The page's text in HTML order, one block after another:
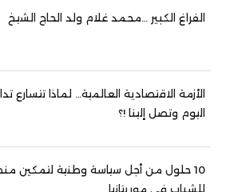
الفراغ الكبير …محمد غلام ولد الحاج الشيخ
الأزمة الاقتصادية العالمية… لماذا تتسارع
اليوم وتصل إلينا !؟
10 حلول من أجل سياسة وطنية لتمكين
للشباب في موريتانيا